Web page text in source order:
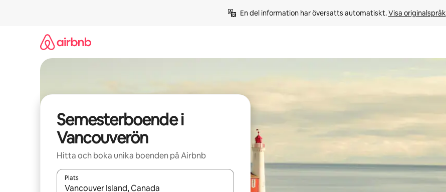
En del information har översatts automatiskt. Visa originalspråk
Semesterboende i
Vancouverön
Hitta och boka unika boenden på Airbnb
Plats
När resultaten är tillgängliga kan du navigera med upp- och nedåtpilarna eller utforska genom att trycka eller svepa.